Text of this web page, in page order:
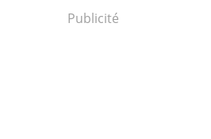
Publicité